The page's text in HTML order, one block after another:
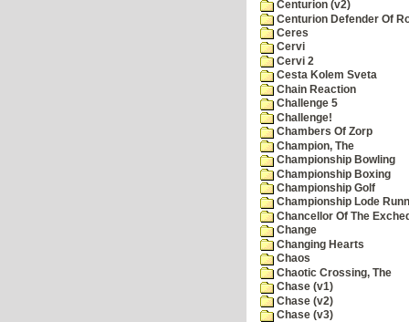
Centurion (v2)
Centurion Defender Of
Ceres
Cervi
Cervi 2
Cesta Kolem Sveta
Chain Reaction
Challenge 5
Challenge!
Chambers Of Zorp
Champion, The
Championship Bowling
Championship Boxing
Championship Golf
Championship Lode
Chancellor Of The
Change
Changing Hearts
Chaos
Chaotic Crossing, The
Chase (v1)
Chase (v2)
Chase (v3)